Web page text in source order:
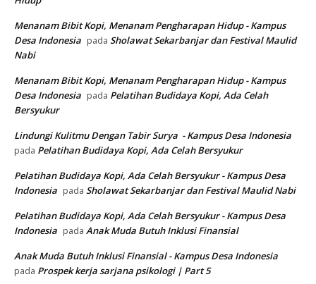
Menanam Bibit Kopi, Menanam Pengharapan Hidup - Kampus
Desa Indonesia pada Sholawat Sekarbanjar dan Festival Maulid
Nabi
Menanam Bibit Kopi, Menanam Pengharapan Hidup - Kampus
Desa Indonesia pada Pelatihan Budidaya Kopi, Ada Celah
Bersyukur
Lindungi Kulitmu Dengan Tabir Surya - Kampus Desa Indonesia
pada Pelatihan Budidaya Kopi, Ada Celah Bersyukur
Pelatihan Budidaya Kopi, Ada Celah Bersyukur - Kampus Desa
Indonesia pada Sholawat Sekarbanjar dan Festival Maulid Nabi
Pelatihan Budidaya Kopi, Ada Celah Bersyukur - Kampus Desa
Indonesia pada Anak Muda Butuh Inklusi Finansial
Anak Muda Butuh Inklusi Finansial - Kampus Desa Indonesia
pada Prospek kerja sarjana psikologi | Part 5